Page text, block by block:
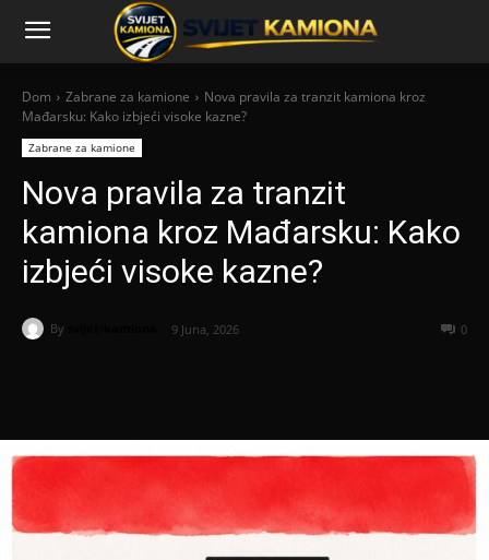
Dom Zabrane za kamione
Nova pravila za tranzit kamiona kroz
Mađarsku: Kako izbjeći visoke kazne?
Zabrane za kamione
Nova pravila za tranzit
kamiona kroz Mađarsku: Kako
izbjeći visoke kazne?
By 9 Juna, 2026 0